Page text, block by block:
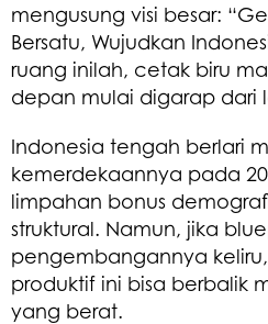
mengusung visi besar:
Bersatu, Wujudkan
ruang inilah, cetak biru
depan mulai digarap dari
​Indonesia tengah berlari
kemerdekaannya pada
limpahan bonus
struktural. Namun, jika
pengembangannya
produktif ini bisa berbalik
yang berat.